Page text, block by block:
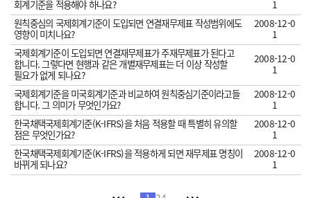
회계기준을 적용해야 하나요?
1
원칙중심의 국제회계기준이 도입되면 연결재무제표 작성범위에도
영향이 미치나요?
2008-12-0
1
국제회계기준이 도입되면 연결재무제표가 주재무제표가 된다고
합니다. 그렇다면 현행과 같은 개별재무제표는 더 이상 작성할
필요가 없게 되나요?
2008-12-0
1
국제회계기준을 미국회계기준과 비교하여 원칙중심기준이라고들
합니다. 그 의미가 무엇인가요?
2008-12-0
1
한국채택국제회계기준(K-IFRS)을 처음 적용할 때 특별히 유의할
점은 무엇인가요?
2008-12-0
1
한국채택국제회계기준(K-IFRS)을 적용하게 되면 재무제표 명칭이
바뀌게 되나요?
2008-12-0
1